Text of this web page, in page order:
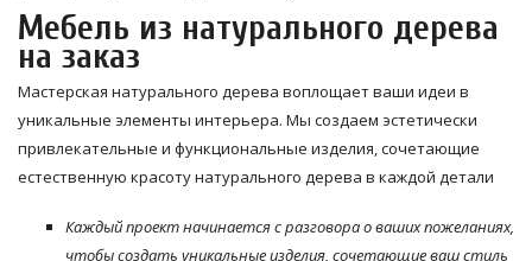
Мебель из натурального дерева
на заказ
Мастерская натурального дерева воплощает ваши идеи в
уникальные элементы интерьера. Мы создаем эстетически
привлекательные и функциональные изделия, сочетающие
естественную красоту натурального дерева в каждой детали
Каждый проект начинается с разговора о ваших пожеланиях,
чтобы создать уникальные изделия, сочетающие ваш стиль